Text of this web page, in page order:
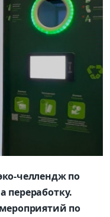
челлендж по
переработку.
по